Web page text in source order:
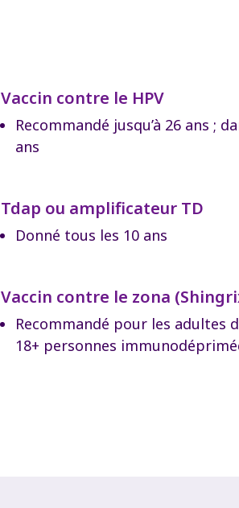
Vaccin contre le HPV
Recommandé jusqu’à 26 ans ;
ans
Tdap ou amplificateur TD
Donné tous les 10 ans
Vaccin contre le zona
Recommandé pour les adultes
18+ personnes